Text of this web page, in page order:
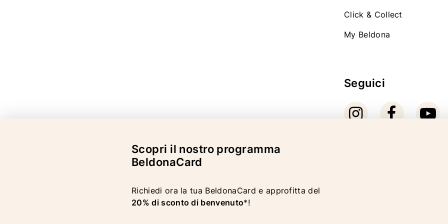
Click & Collect
My Beldona
Seguici
Scopri il nostro programma
BeldonaCard
Richiedi ora la tua BeldonaCard e approfitta del
20% di sconto di benvenuto*!